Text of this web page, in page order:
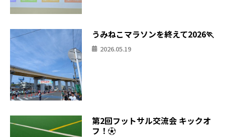
うみねこマラソンを終えて2026🏃
2026.05.19
第2回フットサル交流会 キックオ
フ！⚽